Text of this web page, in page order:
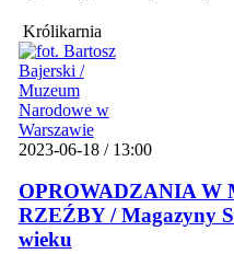
Królikarnia
2023-06-18 / 13:00
OPROWADZANIA W
RZEŹBY / Magazyny
wieku